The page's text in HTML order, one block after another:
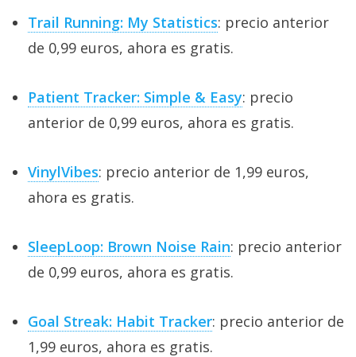
Trail Running: My Statistics: precio anterior
de 0,99 euros, ahora es gratis.
Patient Tracker: Simple & Easy: precio
anterior de 0,99 euros, ahora es gratis.
VinylVibes: precio anterior de 1,99 euros,
ahora es gratis.
SleepLoop: Brown Noise Rain: precio anterior
de 0,99 euros, ahora es gratis.
Goal Streak: Habit Tracker: precio anterior de
1,99 euros, ahora es gratis.